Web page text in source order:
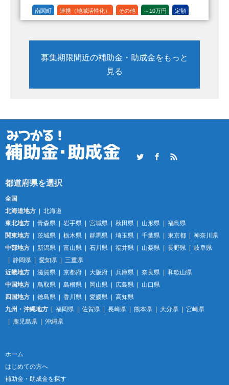
南関町 連携（地域活性化） その他 ～10万円 定額
募集期限間近の補助金・助成金をもっと
見る
TwitterFacebookRSS
全国
北海道地方
北海道
東北地方
青森県 岩手県 宮城県 秋田県 山形県
福島県
関東地方
茨城県 栃木県 群馬県 埼玉県 千葉県 東京都
神奈川県
中部地方
新潟県 富山県 石川県 福井県 山梨県 長野県
岐阜県
静岡県
愛知県
三重県
近畿地方
滋賀県 京都府 大阪府 兵庫県 奈良県
和歌山県
中国地方
鳥取県 島根県 岡山県 広島県
山口県
四国地方
徳島県 香川県 愛媛県
高知県
九州・沖縄地方
福岡県 佐賀県 長崎県 熊本県 大分県
宮崎県
鹿児島県
沖縄県
ホーム
はじめての方へ
補助金・助成金を探す